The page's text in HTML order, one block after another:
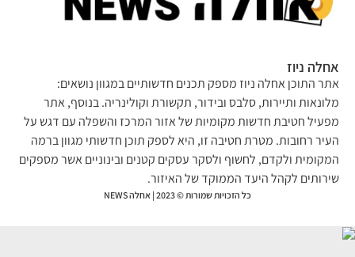
ניוז
התוכן אחלה ניוז מספק תכנים חדשותיים במגוון נושאים:
ותיירות, סלבס ובידור, תקשורת וקולינריה. בנוסף, אתר
חטיבת חדשות מקומיות של אזור המרכז והשפלה עם דגש על
רחובות. מטרת חטיבה זו, היא לספק תוכן חדשותי מגוון ברמה
ולקדם, לחשוף ולסקר עסקים קטנים ובינוניים אשר מספקים
לקהל היעד הממוקד של האיזור.
כל הזכויות שמורות © 2023 | אחלה NEWS